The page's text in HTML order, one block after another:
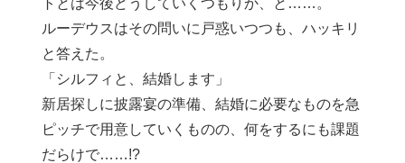
ルーデウスはその問いに戸惑いつつも、ハッキリ
と答えた。
「シルフィと、結婚します」
新居探しに披露宴の準備、結婚に必要なものを急
ピッチで用意していくものの、何をするにも課題
だらけで……!?